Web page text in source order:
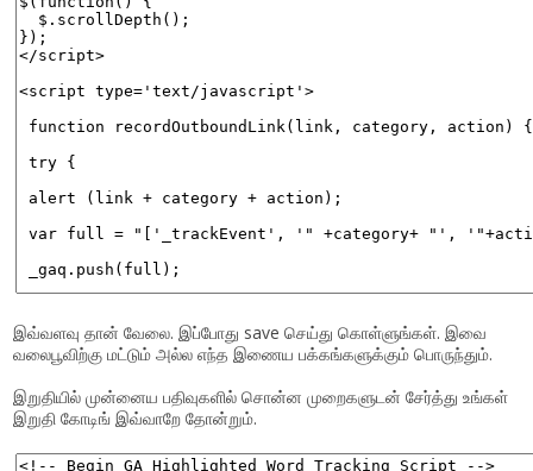
இவ்வளவு தான் வேலை. இப்போது save செய்து கொள்ளுங்கள். இவை
வலைபூவிற்கு மட்டும் அல்ல எந்த இணைய பக்கங்களுக்கும் பொருந்தும்.
இறுதியில் முன்னைய பதிவுகளில் சொன்ன முறைகளுடன் சேர்த்து உங்கள்
இறுதி கோடிங் இவ்வாறே தோன்றும்.